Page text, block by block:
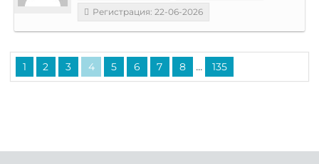
Регистрация: 22-06-2026
1 2 3 4 5 6 7 8 ... 135